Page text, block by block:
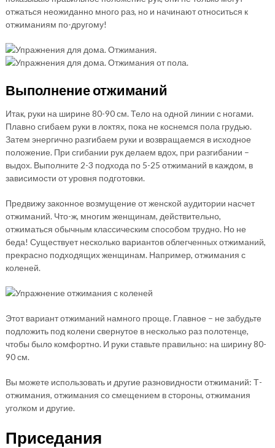
отжаться неожиданно много раз, но и начинают относиться к
отжиманиям по-другому!
Выполнение отжиманий
Итак, руки на ширине 80-90 см. Тело на одной линии с ногами.
Плавно сгибаем руки в локтях, пока не коснемся пола грудью.
Затем энергично разгибаем руки и возвращаемся в исходное
положение. При сгибании рук делаем вдох, при разгибании –
выдох. Выполните 2-3 подхода по 5-25 отжиманий в каждом, в
зависимости от уровня подготовки.
Предвижу законное возмущение от женской аудитории насчет
отжиманий. Что-ж, многим женщинам, действительно,
отжиматься обычным классическим способом трудно. Но не
беда! Существует несколько вариантов облегченных отжиманий,
прекрасно подходящих женщинам. Например, отжимания с
коленей.
Этот вариант отжиманий намного проще. Главное – не забудьте
подложить под колени свернутое в несколько раз полотенце,
чтобы было комфортно. И руки ставьте правильно: на ширину 80-
90 см.
Вы можете использовать и другие разновидности отжиманий: Т-
отжимания, отжимания со смещением в стороны, отжимания
уголком и другие.
Приседания